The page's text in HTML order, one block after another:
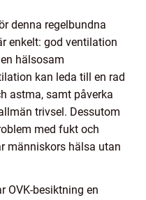
denna regelbundna
enkelt: god ventilation
hälsosam
kan leda till en rad
astma, samt påverka
trivsel. Dessutom
med fukt och
människors hälsa utan
OVK-besiktning en